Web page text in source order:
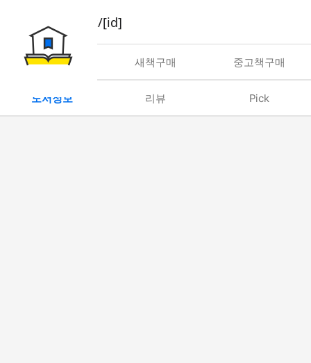
book/rent/[id]
대여 새책구매 중고책구매
도서정보 리뷰 Pick